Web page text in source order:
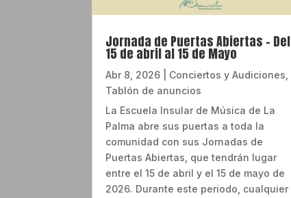
Jornada de Puertas Abiertas – Del
15 de abril al 15 de Mayo
Abr 8, 2026 Conciertos y Audiciones
Tablón de anuncios
La Escuela Insular de Música de La
Palma abre sus puertas a toda la
comunidad con sus Jornadas de
Puertas Abiertas, que tendrán lugar
entre el 15 de abril y el 15 de mayo de
2026. Durante este periodo, cualquier